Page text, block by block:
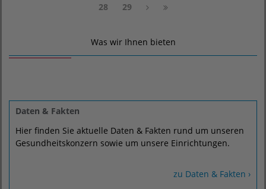
28
29
Was wir Ihnen bieten
Daten & Fakten
Hier finden Sie aktuelle Daten & Fakten rund um unseren
Gesundheitskonzern sowie um unsere Einrichtungen.
zu Daten & Fakten ›